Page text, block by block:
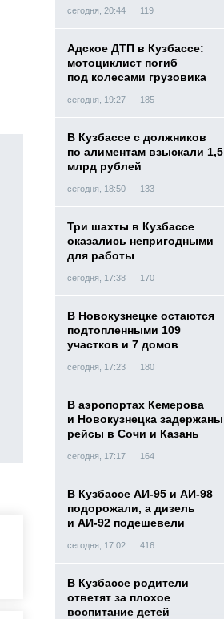
сегодня, 20:44 119
Адское ДТП в Кузбассе:
мотоциклист погиб
под колесами грузовика
сегодня, 19:27 185
В Кузбассе с должников
по алиментам взыскали 1,5
млрд рублей
сегодня, 18:50 133
Три шахты в Кузбассе
оказались непригодными
для работы
сегодня, 17:38 170
В Новокузнецке остаются
подтопленными 109
участков и 7 домов
сегодня, 17:23 180
В аэропортах Кемерова
и Новокузнецка задержаны
рейсы в Сочи и Казань
сегодня, 17:17 164
В Кузбассе АИ-95 и АИ-98
подорожали, а дизель
и АИ-92 подешевели
сегодня, 17:02 416
В Кузбассе родители
ответят за плохое
воспитание детей